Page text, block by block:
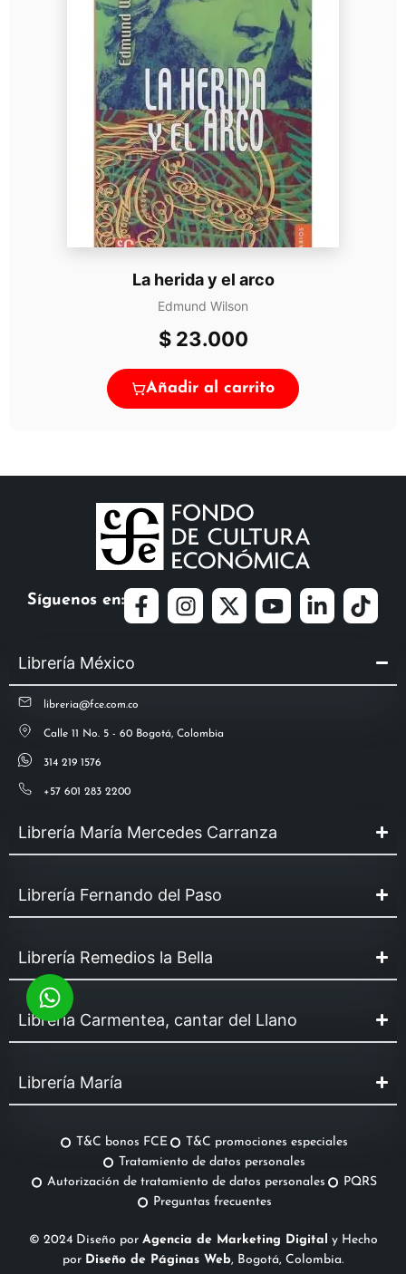
La herida y el arco
Edmund Wilson
$23.000
Añadir al carrito
Síguenos en:
Librería México
libreria@fce.com.co
Calle 11 No. 5 - 60 Bogotá, Colombia
314 219 1576
+57 601 283 2200
Librería María Mercedes Carranza
Librería Fernando del Paso
Librería Remedios la Bella
Librería Carmentea, cantar del Llano
Librería María
T&C bonos FCE
T&C promociones especiales
Tratamiento de datos personales
Autorización de tratamiento de datos personales
PQRS
Preguntas frecuentes
© 2024 Diseño por Agencia de Marketing Digital y Hecho
por Diseño de Páginas Web, Bogotá, Colombia.